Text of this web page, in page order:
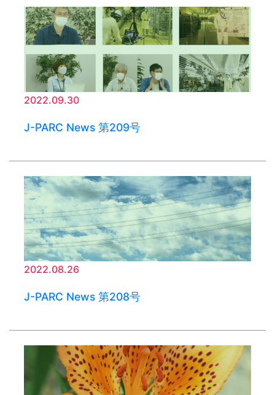
2022.09.30
J-PARC News 第209号
2022.08.26
J-PARC News 第208号